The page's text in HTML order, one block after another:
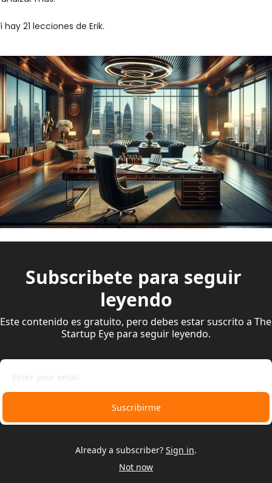
hay 21 lecciones de Erik.
Subscribete para seguir
leyendo
Este contenido es gratuito, pero debes estar suscrito a The
Startup Eye para seguir leyendo.
Suscribirme
Already a subscriber? Sign in.
Not now